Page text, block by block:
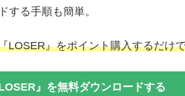
する手順も簡単。
LOSER』をポイント購入するだけ
』を無料ダウンロードする